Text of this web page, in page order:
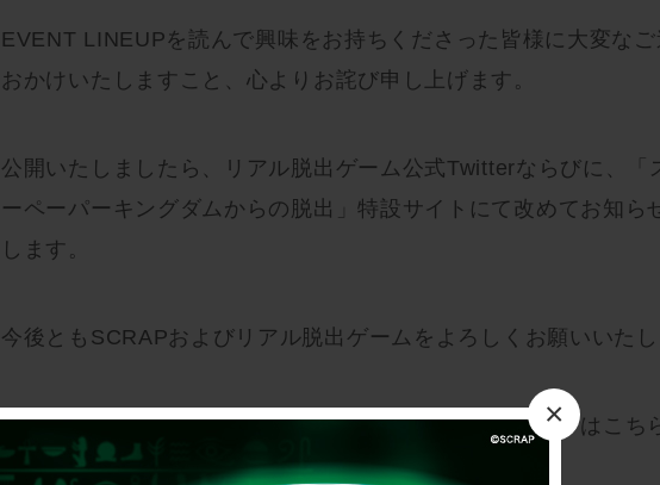
×
EVENT LINEUPを読んで興味をお持ちくださった皆様に大変なご
おかけいたしますこと、心よりお詫び申し上げます。
公開いたしましたら、リアル脱出ゲーム公式Twitterならびに、「
ーペーパーキングダムからの脱出」特設サイトにて改めてお知ら
します。
今後ともSCRAPおよびリアル脱出ゲームをよろしくお願いいたし
▼「スーパーペーパーキングダムからの脱出」特設サイトはこち
https://realdgame.jp/paper_kingdom/